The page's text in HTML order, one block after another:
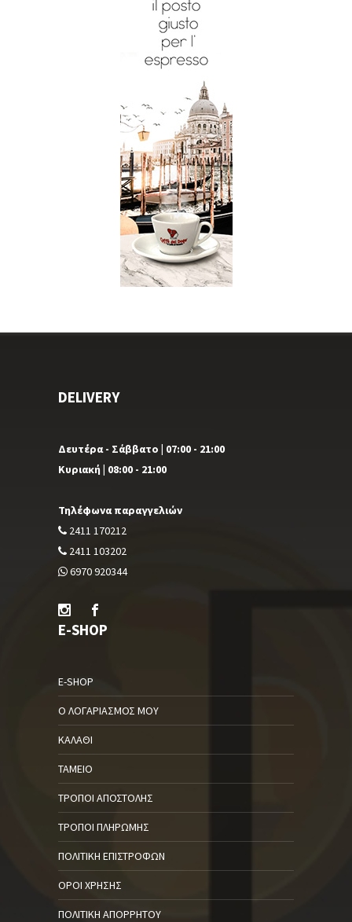
DELIVERY
Δευτέρα - Σάββατο | 07:00 - 21:00
Κυριακή | 08:00 - 21:00
Τηλέφωνα παραγγελιών
2411 170212
2411 103202
6970 920344
E-SHOP
E-SHOP
Ο ΛΟΓΑΡΙΑΣΜΌΣ ΜΟΥ
ΚΑΛΆΘΙ
ΤΑΜΕΊΟ
ΤΡΌΠΟΙ ΑΠΟΣΤΟΛΉΣ
ΤΡΌΠΟΙ ΠΛΗΡΩΜΉΣ
ΠΟΛΙΤΙΚΉ ΕΠΙΣΤΡΟΦΏΝ
ΌΡΟΙ ΧΡΉΣΗΣ
ΠΟΛΙΤΙΚΉ ΑΠΟΡΡΉΤΟΥ